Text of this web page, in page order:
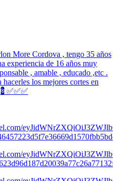
More Cordova , tengo 35 años
experiencia de 16 años muy
, amable , educado ,etc .
los mejores cortes en